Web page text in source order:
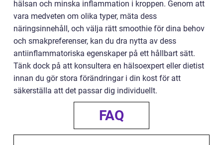
hälsan och minska inflammation i kroppen. Genom att
vara medveten om olika typer, mäta dess
näringsinnehåll, och välja rätt smoothie för dina behov
och smakpreferenser, kan du dra nytta av dess
antiinflammatoriska egenskaper på ett hållbart sätt.
Tänk dock på att konsultera en hälsoexpert eller dietist
innan du gör stora förändringar i din kost för att
säkerställa att det passar dig individuellt.
FAQ